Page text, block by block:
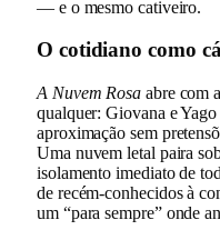
— e o mesmo cativeiro.
O cotidiano como
A Nuvem Rosa abre com
qualquer: Giovana e
aproximação sem
Uma nuvem letal paira
isolamento imediato de
de recém-conhecidos à
um “para sempre” onde